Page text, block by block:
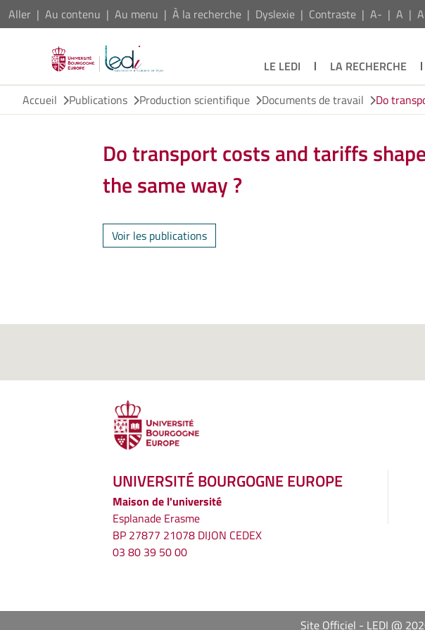
Aller Au contenu Au menu À la recherche Dyslexie Contraste A- A
LE LEDI LA RECHERCHE
Accueil
Publications Production scientifique Documents de travail Do
Do transport costs and tariffs
the same way ?
Voir les publications
UNIVERSITÉ BOURGOGNE EUROPE
Maison de l'université
Esplanade Erasme
BP 27877 21078 DIJON CEDEX
03 80 39 50 00
Site Officiel - LEDI @